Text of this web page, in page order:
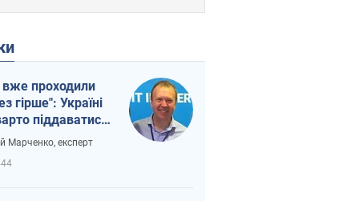
проходили
гірше": Україні
піддаватися
через
Марченко, експерт